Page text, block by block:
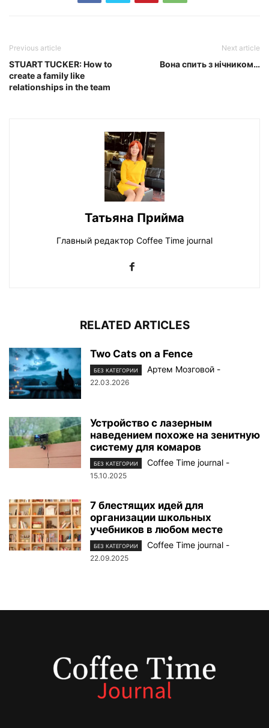
Previous article
STUART TUCKER: How to
create a family like
relationships in the team
Next article
Вона спить з нічником…
Татьяна Прийма
Главный редактор Coffee Time journal
RELATED ARTICLES
Two Cats on a Fence
БЕЗ КАТЕГОРИИ Артем Мозговой -
22.03.2026
Устройство с лазерным
наведением похоже на зенитную
систему для комаров
БЕЗ КАТЕГОРИИ Coffee Time journal -
15.10.2025
7 блестящих идей для
организации школьных
учебников в любом месте
БЕЗ КАТЕГОРИИ Coffee Time journal -
22.09.2025